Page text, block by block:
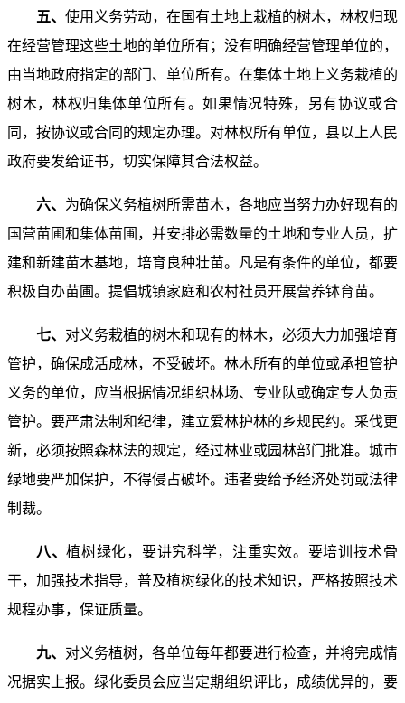
五、 使用义务劳动，在国有土地上栽植的树木，林权归现
在经营管理这些土地的单位所有；没有明确经营管理单位的，
由当地政府指定的部门、单位所有。在集体土地上义务栽植的
树木，林权归集体单位所有。如果情况特殊，另有协议或合
同，按协议或合同的规定办理。对林权所有单位，县以上人民
政府要发给证书，切实保障其合法权益。
六、 为确保义务植树所需苗木，各地应当努力办好现有的
国营苗圃和集体苗圃，并安排必需数量的土地和专业人员，扩
建和新建苗木基地，培育良种壮苗。凡是有条件的单位，都要
积极自办苗圃。提倡城镇家庭和农村社员开展营养钵育苗。
七、 对义务栽植的树木和现有的林木，必须大力加强培育
管护，确保成活成林，不受破坏。林木所有的单位或承担管护
义务的单位，应当根据情况组织林场、专业队或确定专人负责
管护。要严肃法制和纪律，建立爱林护林的乡规民约。采伐更
新，必须按照森林法的规定，经过林业或园林部门批准。城市
绿地要严加保护，不得侵占破坏。违者要给予经济处罚或法律
制裁。
八、植树绿化，要讲究科学，注重实效。要培训技术骨
干，加强技术指导，普及植树绿化的技术知识，严格按照技术
规程办事，保证质量。
九、 对义务植树，各单位每年都要进行检查，并将完成情
况据实上报。绿化委员会应当定期组织评比，成绩优异的，要